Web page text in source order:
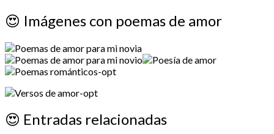
😍 Imágenes con poemas de amor
😍 Entradas relacionadas